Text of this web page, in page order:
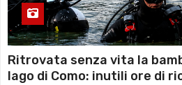
Ritrovata senza vita la
lago di Como: inutili ore di